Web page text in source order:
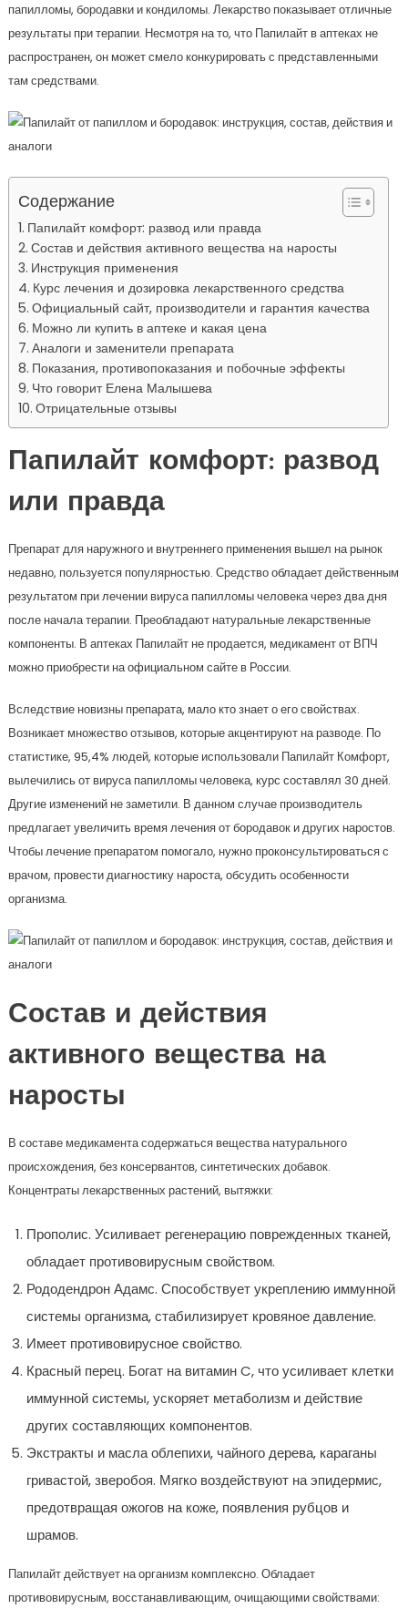
папилломы, бородавки и кондиломы. Лекарство показывает отличные
результаты при терапии. Несмотря на то, что Папилайт в аптеках не
распространен, он может смело конкурировать с представленными
там средствами.
Содержание
Папилайт комфорт: развод или правда
Состав и действия активного вещества на наросты
Инструкция применения
Курс лечения и дозировка лекарственного средства
Официальный сайт, производители и гарантия качества
Можно ли купить в аптеке и какая цена
Аналоги и заменители препарата
Показания, противопоказания и побочные эффекты
Что говорит Елена Малышева
Отрицательные отзывы
Папилайт комфорт: развод
или правда
Препарат для наружного и внутреннего применения вышел на рынок
недавно, пользуется популярностью. Средство обладает действенным
результатом при лечении вируса папилломы человека через два дня
после начала терапии. Преобладают натуральные лекарственные
компоненты. В аптеках Папилайт не продается, медикамент от ВПЧ
можно приобрести на официальном сайте в России.
Вследствие новизны препарата, мало кто знает о его свойствах.
Возникает множество отзывов, которые акцентируют на разводе. По
статистике, 95,4% людей, которые использовали Папилайт Комфорт,
вылечились от вируса папилломы человека, курс составлял 30 дней.
Другие изменений не заметили. В данном случае производитель
предлагает увеличить время лечения от бородавок и других наростов.
Чтобы лечение препаратом помогало, нужно проконсультироваться с
врачом, провести диагностику нароста, обсудить особенности
организма.
Состав и действия
активного вещества на
наросты
В составе медикамента содержаться вещества натурального
происхождения, без консервантов, синтетических добавок.
Концентраты лекарственных растений, вытяжки:
Прополис. Усиливает регенерацию поврежденных тканей,
обладает противовирусным свойством.
Рододендрон Адамс. Способствует укреплению иммунной
системы организма, стабилизирует кровяное давление.
Имеет противовирусное свойство.
Красный перец. Богат на витамин C, что усиливает клетки
иммунной системы, ускоряет метаболизм и действие
других составляющих компонентов.
Экстракты и масла облепихи, чайного дерева, караганы
гривастой, зверобоя. Мягко воздействуют на эпидермис,
предотвращая ожогов на коже, появления рубцов и
шрамов.
Папилайт действует на организм комплексно. Обладает
противовирусным, восстанавливающим, очищающими свойствами: